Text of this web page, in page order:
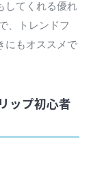
してくれる優れ
、トレンドフ
にもオススメで
ップ初心者